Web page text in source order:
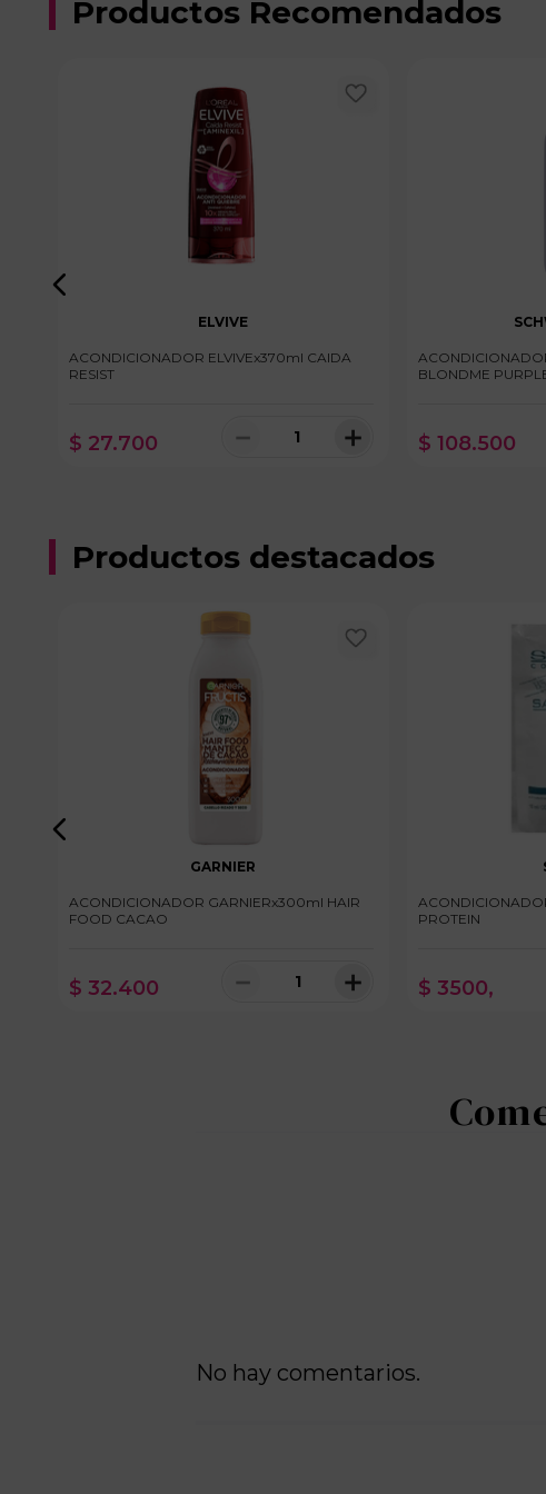
Productos Recomendados
ELVIVE
ACONDICIONADOR ELVIVEx370ml CAIDA
RESIST
$ 27.700 ＋
－
ACONDICIONADOR
BLONDME
$ 108.500
Productos destacados
GARNIER
ACONDICIONADOR GARNIERx300ml HAIR
FOOD CACAO
$ 32.400 ＋
－
PROTEIN
$ 3500,
No hay comentarios.